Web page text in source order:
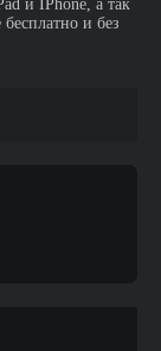
и IPhone, а так
и без